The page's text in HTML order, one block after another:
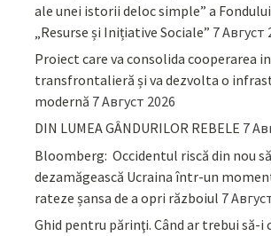
ale unei istorii deloc simple” a
„Resurse și Inițiative Sociale” 7 Август
Proiect care va consolida cooperarea
transfrontalieră și va dezvolta o
modernă 7 Август 2026
DIN LUMEA GÂNDURILOR REBELE 7
Bloomberg: Occidentul riscă din nou să
dezamăgească Ucraina într-un
rateze șansa de a opri războiul 7
Ghid pentru părinţi. Când ar trebui să-i